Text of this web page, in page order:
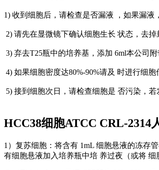
1) 收到细胞后，请检查是否漏液 ，如果漏液
2) 请先在显微镜下确认细胞生长 状态，去
3) 弃去T25瓶中的培养基，添加 6ml本公司附
4) 如果细胞密度达80%-90%请及 时进行细
5) 接到细胞次日，请检查细胞是 否污染，
HCC38细胞ATCC CRL-2314
1）复苏细胞：将含有 1mL 细胞悬液的冻存
有细胞悬液加入培养瓶中培 养过夜（或将 细